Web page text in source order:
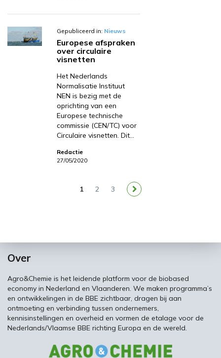
Gepubliceerd in: Nieuws
Europese afspraken
over circulaire
visnetten
Het Nederlands
Normalisatie Instituut
NEN is bezig met de
oprichting van een
Europese technische
commissie (CEN/TC) voor
Circulaire visnetten. Dit…
Redactie
27/05/2020
1 2 3
Over
Agro&Chemie is het leidende platform voor de biobased
economy in Nederland en Vlaanderen. We maken programma’s
en ontwikkelingen in de BBE zichtbaar, dragen bij aan
ontmoeting en verbinding tussen ondernemers,
kennisinstellingen en overheid en vormen de etalage voor de
Nederlands/Vlaamse BBE richting Europa en de wereld.